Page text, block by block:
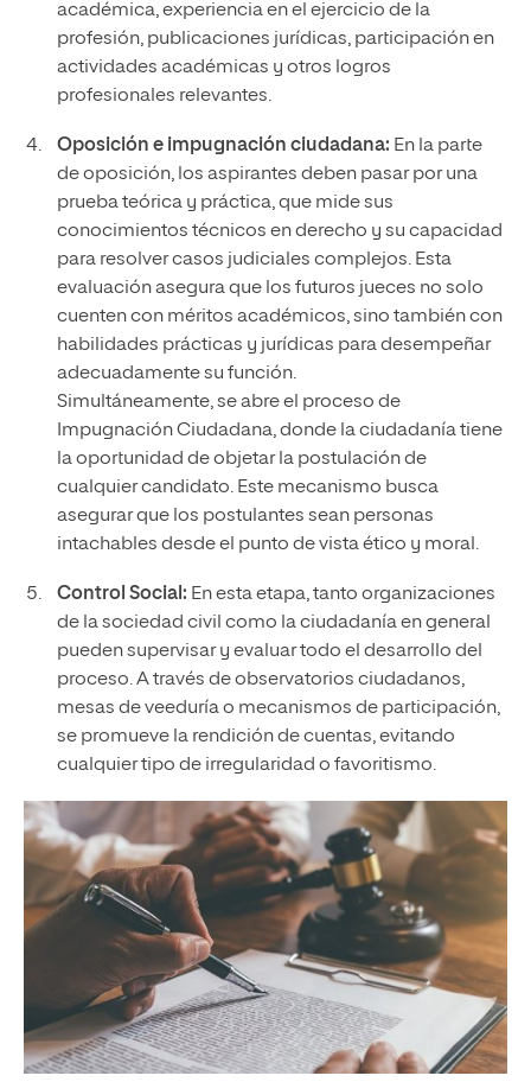
académica, experiencia en el ejercicio de la
profesión, publicaciones jurídicas, participación en
actividades académicas y otros logros
profesionales relevantes.
Oposición e impugnación ciudadana: En la parte
de oposición, los aspirantes deben pasar por una
prueba teórica y práctica, que mide sus
conocimientos técnicos en derecho y su capacidad
para resolver casos judiciales complejos. Esta
evaluación asegura que los futuros jueces no solo
cuenten con méritos académicos, sino también con
habilidades prácticas y jurídicas para desempeñar
adecuadamente su función.
Simultáneamente, se abre el proceso de
Impugnación Ciudadana, donde la ciudadanía tiene
la oportunidad de objetar la postulación de
cualquier candidato. Este mecanismo busca
asegurar que los postulantes sean personas
intachables desde el punto de vista ético y moral.
Control Social: En esta etapa, tanto organizaciones
de la sociedad civil como la ciudadanía en general
pueden supervisar y evaluar todo el desarrollo del
proceso. A través de observatorios ciudadanos,
mesas de veeduría o mecanismos de participación,
se promueve la rendición de cuentas, evitando
cualquier tipo de irregularidad o favoritismo.